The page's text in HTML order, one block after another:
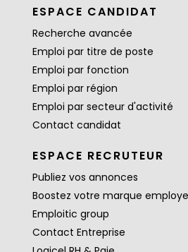
ESPACE CANDIDAT
Recherche avancée
Emploi par titre de poste
Emploi par fonction
Emploi par région
Emploi par secteur d'activité
Contact candidat
ESPACE RECRUTEUR
Publiez vos annonces
Boostez votre marque
Emploitic group
Contact Entreprise